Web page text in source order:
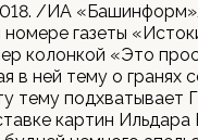
/ИА
газеты
колонкой «Это
в ней тему о гранях
тему подхватывает
картин